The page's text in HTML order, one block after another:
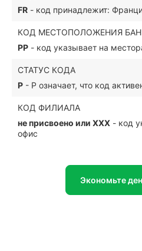
FR - код принадлежит:
КОД МЕСТОПОЛОЖЕНИЯ
PP - код указывает на
СТАТУС КОДА
P - P означает, что код
КОД ФИЛИАЛА
не присвоено или XXX - код
офис
Экономьте